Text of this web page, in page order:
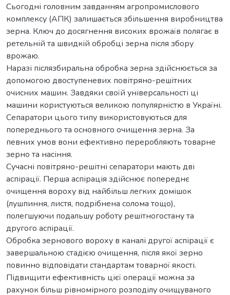
Сьогодні головним завданням агропромислового
комплексу (АПК) залишається збільшення виробництва
зерна. Ключ до досягнення високих врожаїв полягає в
ретельній та швидкій обробці зерна після збору
врожаю.
Наразі післязбиральна обробка зерна здійснюється за
допомогою двоступеневих повітряно-решітних
очисних машин. Завдяки своїй універсальності ці
машини користуються великою популярністю в Україні.
Сепаратори цього типу використовуються для
попереднього та основного очищення зерна. За
певних умов вони ефективно переробляють товарне
зерно та насіння.
Сучасні повітряно-решітні сепаратори мають дві
аспірації. Перша аспірація здійснює попереднє
очищення вороху від найбільш легких домішок
(лушпиння, листя, подрібнена солома тощо),
полегшуючи подальшу роботу решітногостану та
другого аспірації.
Обробка зернового вороху в каналі другої аспірації є
завершальною стадією очищення, після якої зерно
повинно відповідати стандартам товарної якості.
Підвищити ефективність цієї операції можна за
рахунок більш рівномірного розподілу очищуваного